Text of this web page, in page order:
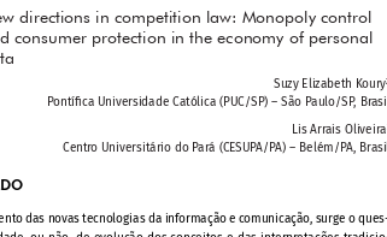
directions in competition law: Monopoly control
consumer protection in the economy of personal
Suzy Elizabeth Koury
Pontíca Universidade Católica (PUC/SP) – São Paulo/SP, Br
Lis Arrais Oliveira
Centro Universitário do Pará (CESUPA/PA) – Belém/PA, Bra
o das novas tecnologias da informação e comunicação, surge o ques